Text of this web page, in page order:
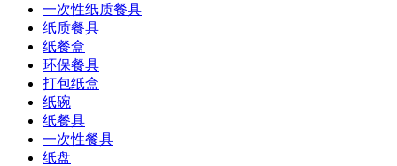
一次性纸质餐具
纸质餐具
纸餐盒
环保餐具
打包纸盒
纸碗
纸餐具
一次性餐具
纸盘